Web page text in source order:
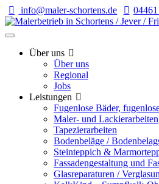
info@maler-schortens.de 04461
Über uns
Über uns
Regional
Jobs
Leistungen
Fugenlose Bäder,
Maler- und Lackierarbeiten
Tapezierarbeiten
Bodenbeläge /
Steinteppich &
Fassadengestaltung und
Glasreparaturen /